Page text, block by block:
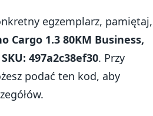
egzemplarz, pamiętaj,
Cargo 1.3 80KM Business,
SKU: 497a2c38ef30. Przy
podać ten kod, aby